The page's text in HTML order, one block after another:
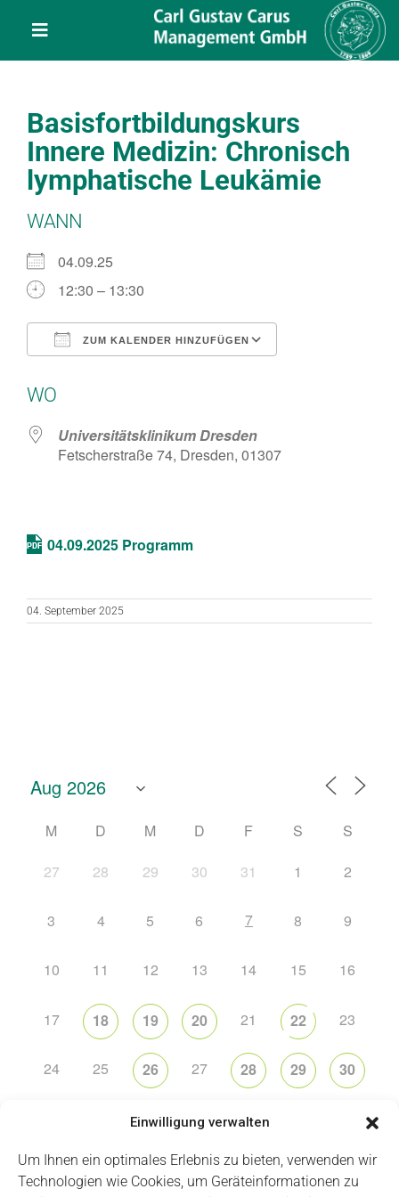
Einwilligung verwalten
Um Ihnen ein optimales Erlebnis zu bieten, verwenden wir
Technologien wie Cookies, um Geräteinformationen zu
Toggle
Navigation
Über uns
Veranstaltungen
Projekte
Basisfortbildungskurs
Innere Medizin: Chronisch
lymphatische Leukämie
WANN
04.09.25
12:30 – 13:30
ZUM KALENDER HINZUFÜGEN
WO
Universitätsklinikum Dresden
Fetscherstraße 74, Dresden, 01307
04.09.2025 Programm
04. September 2025
M D M D F S
S
27
28 29 30 31 1 2
3 4 5 6 7 8 9
10 11 12 13 14 15 16
17 18 19 20 21 22 23
24 25 26 27 28 29 30
2 3 4